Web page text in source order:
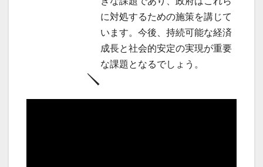
に対処するための施策を講じて
います。今後、持続可能な経済
成長と社会的安定の実現が重要
な課題となるでしょう。